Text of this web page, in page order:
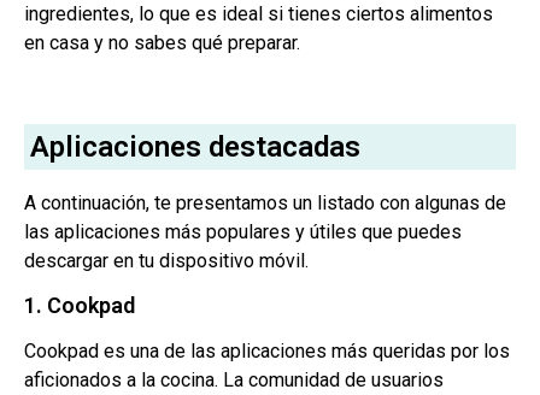
ingredientes, lo que es ideal si tienes ciertos alimentos
en casa y no sabes qué preparar.
Aplicaciones destacadas
A continuación, te presentamos un listado con algunas de
las aplicaciones más populares y útiles que puedes
descargar en tu dispositivo móvil.
1. Cookpad
Cookpad es una de las aplicaciones más queridas por los
aficionados a la cocina. La comunidad de usuarios